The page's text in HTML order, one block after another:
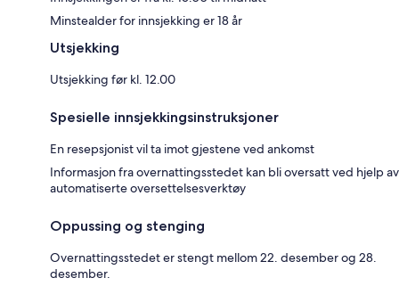
Minstealder for innsjekking er 18 år
Utsjekking
Utsjekking før kl. 12.00
Spesielle innsjekkingsinstruksjoner
En resepsjonist vil ta imot gjestene ved ankomst
Informasjon fra overnattingsstedet kan bli oversatt ved hjelp av
automatiserte oversettelsesverktøy
Oppussing og stenging
Overnattingsstedet er stengt mellom 22. desember og 28.
desember.